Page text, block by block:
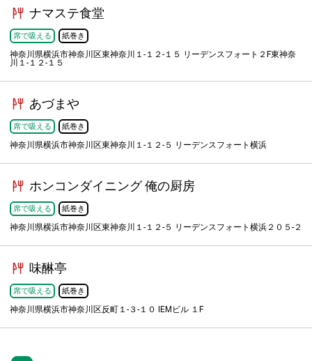
ナマステ食堂
席で吸える 紙巻き
神奈川県横浜市神奈川区東神奈川１-１２-１５ リーデンスフォート２F東神奈
川１-１２-１５
あづまや
席で吸える 紙巻き
神奈川県横浜市神奈川区東神奈川１-１２-５ リーデンスフォート横浜
ホンコンダイニング 俺の厨房
席で吸える 紙巻き
神奈川県横浜市神奈川区東神奈川１-１２-５ リーデンスフォート横浜２０５-２
味醂亭
席で吸える 紙巻き
神奈川県横浜市神奈川区反町１-３-１０ IEMビル １F